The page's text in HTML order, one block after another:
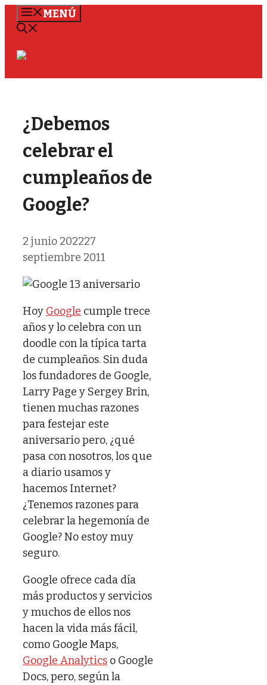
Saltar
MENÚ
¿Debemos
celebrar el
cumpleaños de
Google?
2 junio 202227
septiembre 2011
Hoy Google cumple trece
años y lo celebra con un
doodle con la típica tarta
de cumpleaños. Sin duda
los fundadores de Google,
Larry Page y Sergey Brin,
tienen muchas razones
para festejar este
aniversario pero, ¿qué
pasa con nosotros, los que
a diario usamos y
hacemos Internet?
¿Tenemos razones para
celebrar la hegemonía de
Google? No estoy muy
seguro.
Google ofrece cada día
más productos y servicios
y muchos de ellos nos
hacen la vida más fácil,
como Google Maps,
Google Analytics o Google
Docs, pero, según la